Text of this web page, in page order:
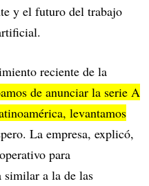
y el futuro del trabajo
reciente de la
de anunciar la serie A
levantamos
La empresa, explicó,
para
similar a la de las